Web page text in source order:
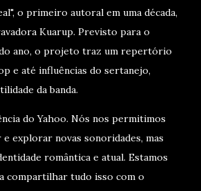
o primeiro autoral em uma década,
Kuarup. Previsto para o
ano, o projeto traz um repertório
e até influências do sertanejo,
da banda.
do Yahoo. Nós nos permitimos
explorar novas sonoridades, mas
romântica e atual. Estamos
compartilhar tudo isso com o